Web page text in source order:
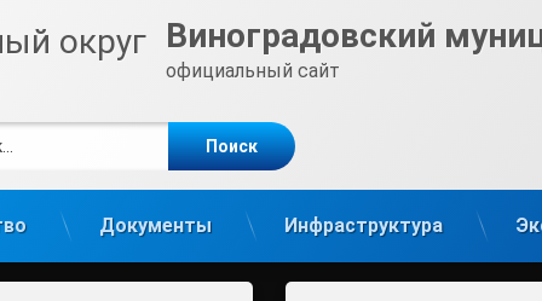
Виноградовский
официальный сайт
Документы Инфраструктура